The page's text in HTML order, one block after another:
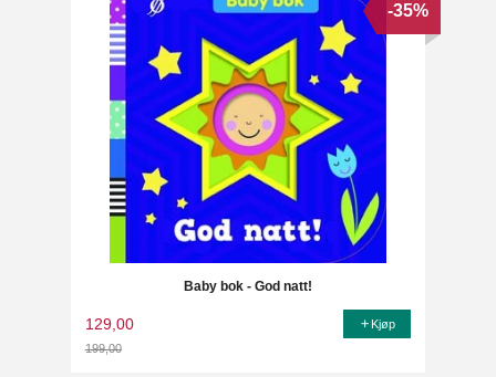
Baby bok - God natt!
129,00
199,00
-35%
Kjøp